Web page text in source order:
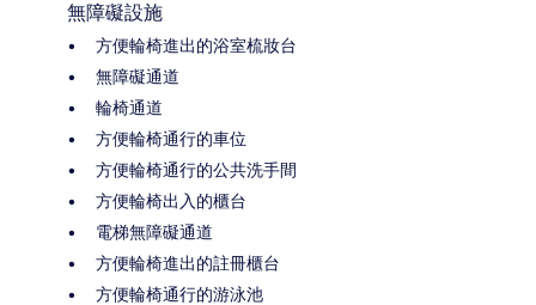
無障礙設施
方便輪椅進出的浴室梳妝台
無障礙通道
輪椅通道
方便輪椅通行的車位
方便輪椅通行的公共洗手間
方便輪椅出入的櫃台
電梯無障礙通道
方便輪椅進出的註冊櫃台
方便輪椅通行的游泳池